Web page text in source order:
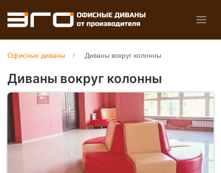
Офисные диваны Диваны вокруг колонны
Диваны вокруг колонны